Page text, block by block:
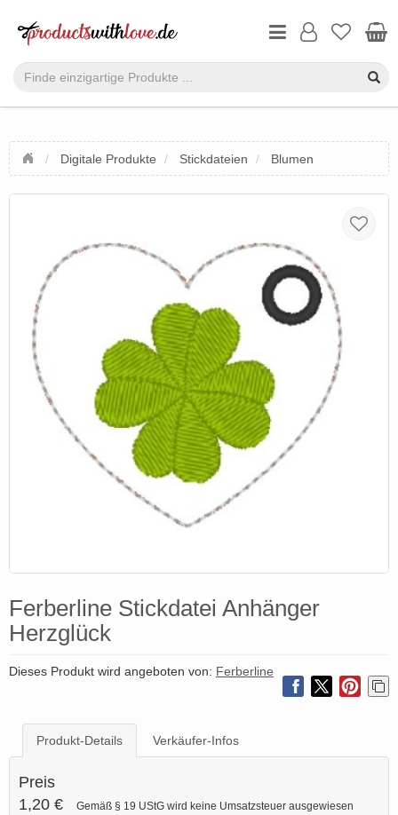
Digitale Produkte Stickdateien Blumen
Ferberline Stickdatei Anhänger
Herzglück
Dieses Produkt wird angeboten von: Ferberline
Produkt-Details Verkäufer-Infos
Preis
1,20 €
Gemäß § 19 UStG wird keine Umsatzsteuer ausgewiesen